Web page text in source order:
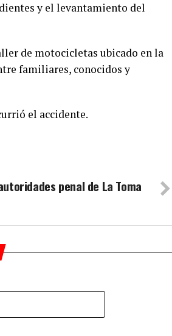
y el levantamiento del
de motocicletas ubicado en la
familiares, conocidos y
el accidente.
penal de La Toma